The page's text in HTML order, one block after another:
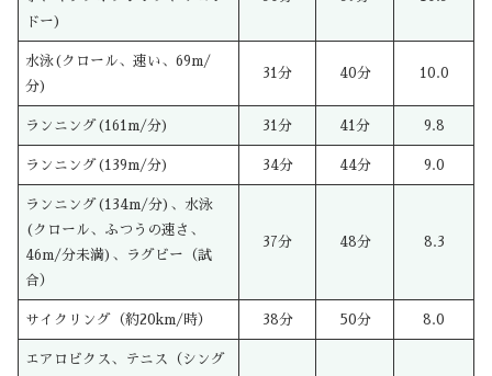
ドー)
水泳(クロール、速い、69m/
分)
31分 40分 10.0
ランニング(161m/分) 31分 41分 9.8
ランニング(139m/分) 34分 44分 9.0
ランニング(134m/分)、水泳
(クロール、ふつうの速さ、
46m/分未満)、ラグビー（試
合）
37分 48分 8.3
サイクリング（約20km/時） 38分 50分 8.0
エアロビクス、テニス（シング